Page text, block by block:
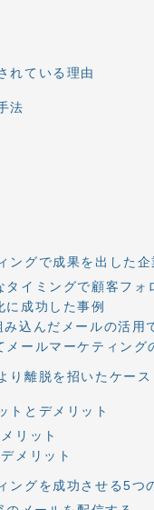
れている理由
法
ングで成果を出した
イミングで顧客フォ
成功した事例
込んだメールの活用
ールマーケティング
り離脱を招いたケース
トとデメリット
リット
メリット
ングを成功させる5つ